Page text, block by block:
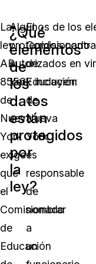
La
ley
AB
8556
de
Nueva
York
exige
que
el
Comisionado
de
Educación
El
Comisionado
de
Educación
de
Nueva
York
es
responsable
de
nombrar
a
un
¿Qué
elementos
de
los
datos
están
protegidos
por
la
ley?
Algunos de los
protegidos
autorizados en
York incluyen: